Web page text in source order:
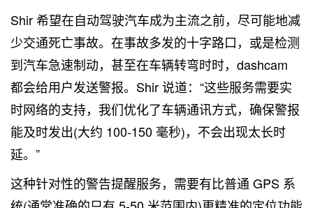
Shir 希望在自动驾驶汽车成为主流之前，尽可能地减
少交通死亡事故。在事故多发的十字路口，或是检测
到汽车急速制动，甚至在车辆转弯时时，dashcam
都会给用户发送警报。Shir 说道：“这些服务需要实
时网络的支持，我们优化了车辆通讯方式，确保警报
能及时发出(大约 100-150 毫秒)，不会出现太长时
延。”
这种针对性的警告提醒服务，需要有比普通 GPS 系